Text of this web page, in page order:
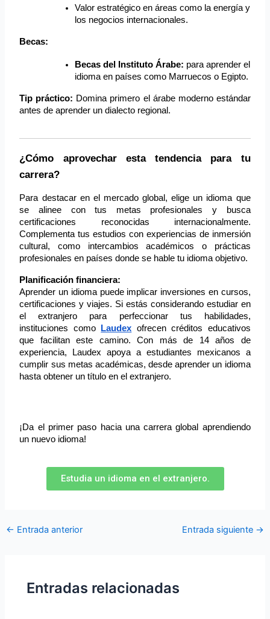
Valor estratégico en áreas como la energía y
los negocios internacionales.
Becas:
Becas del Instituto Árabe: para aprender el
idioma en países como Marruecos o Egipto.
Tip práctico: Domina primero el árabe moderno estándar
antes de aprender un dialecto regional.
¿Cómo aprovechar esta tendencia para tu
carrera?
Para destacar en el mercado global, elige un idioma que
se alinee con tus metas profesionales y busca
certificaciones reconocidas internacionalmente.
Complementa tus estudios con experiencias de inmersión
cultural, como intercambios académicos o prácticas
profesionales en países donde se hable tu idioma objetivo.
Planificación financiera:
Aprender un idioma puede implicar inversiones en cursos,
certificaciones y viajes. Si estás considerando estudiar en
el extranjero para perfeccionar tus habilidades,
instituciones como
Laudex ofrecen créditos educativos
que facilitan este camino. Con más de 14 años de
experiencia, Laudex apoya a estudiantes mexicanos a
cumplir sus metas académicas, desde aprender un idioma
hasta obtener un título en el extranjero.
¡Da el primer paso hacia una carrera global aprendiendo
un nuevo idioma!
Estudia un idioma en el extranjero.
← Entrada anterior Entrada siguiente →
Entradas relacionadas